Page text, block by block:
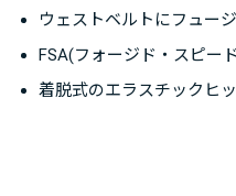
ウェストベルトにフュー
FSA(フォージド・スピー
着脱式のエラスチックヒ